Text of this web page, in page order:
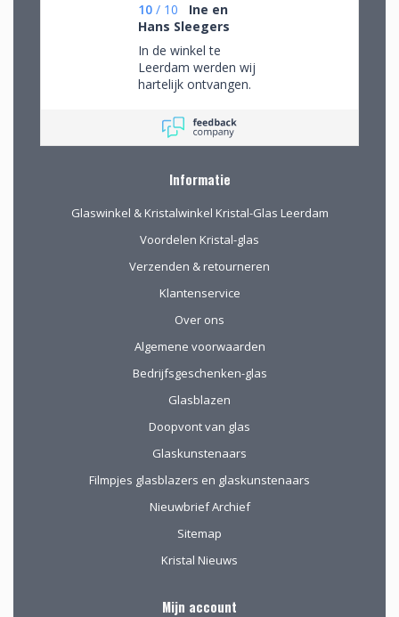
waar we een aantal
van gekocht hebben.
Na onze verhuizing
naar Drenthe voor
het eerst via de site
gekocht. De website
informatie, de
verpakking voor
kwetsbare glas is
10 / 10
Ine en
Hans Sleegers
In de winkel te
Leerdam werden wij
hartelijk ontvangen.
rondkijken om alle
aanwezige pracht te
bewonderen en
de juiste keuzes te
van ver kwamen
werd de aangeboden
gewaardeerd.
Informatie
Glaswinkel & Kristalwinkel Kristal-Glas Leerdam
Voordelen Kristal-glas
Verzenden & retourneren
Klantenservice
Over ons
Algemene voorwaarden
Bedrijfsgeschenken-glas
Glasblazen
Doopvont van glas
Glaskunstenaars
Filmpjes glasblazers en glaskunstenaars
Nieuwbrief Archief
Sitemap
Kristal Nieuws
Mijn account